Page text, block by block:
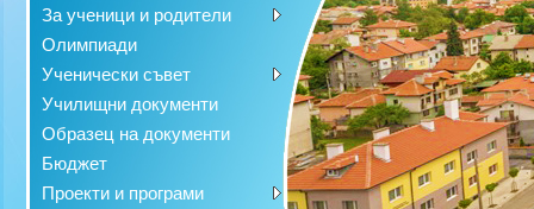
За ученици и родители
Олимпиади
Ученически съвет
Училищни документи
Образец на документи
Бюджет
Проекти и програми